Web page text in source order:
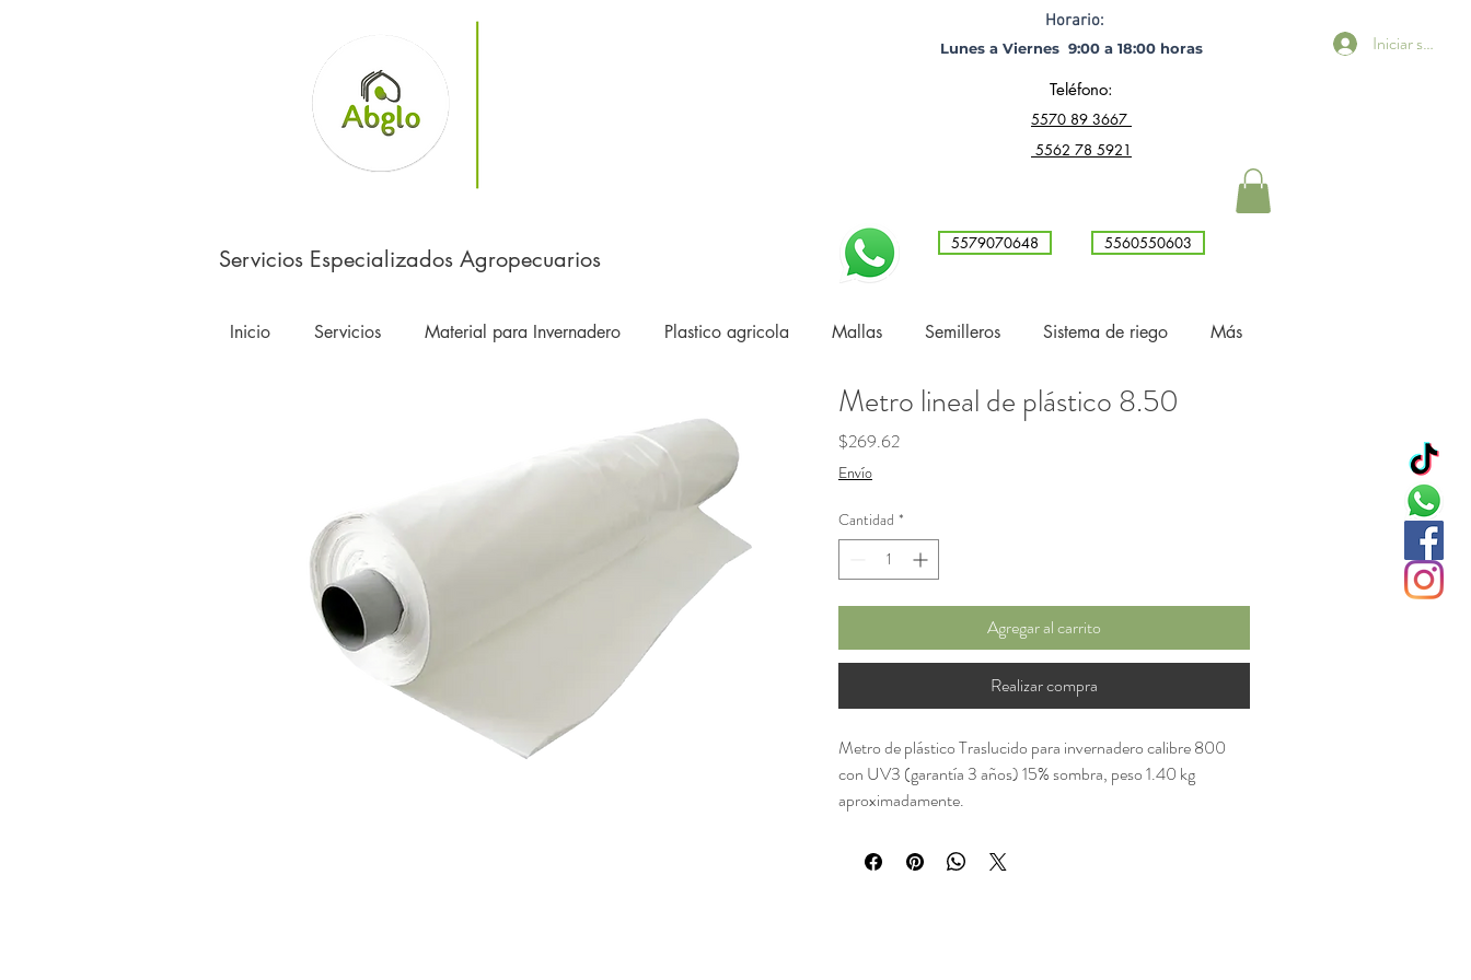
Iniciar sesión
Servicios Especializados Agropecuarios
Horario:
Lunes a Viernes 9:00 a 18:00 horas ​
Teléfono:
5570 89 3667
5562 78 5921
5579070648 5560550603
Inicio Servicios Material para Invernadero Plastico agricola Mallas Semilleros Sistema de riego Más
Metro lineal de plástico 8.50
$269.62Precio
Envío
Cantidad *
Agregar al carrito
Realizar compra
Metro de plástico Traslucido para invernadero calibre 800
con UV3 (garantía 3 años) 15% sombra, peso 1.40 kg
aproximadamente.